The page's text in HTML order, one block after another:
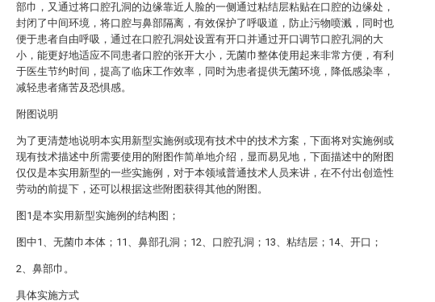
部巾，又通过将口腔孔洞的边缘靠近人脸的一侧通过粘结层粘贴在口腔的边缘处，
封闭了中间环境，将口腔与鼻部隔离，有效保护了呼吸道，防止污物喷溅，同时也
便于患者自由呼吸，通过在口腔孔洞处设置有开口并通过开口调节口腔孔洞的大
小，能更好地适应不同患者口腔的张开大小，无菌巾整体使用起来非常方便，有利
于医生节约时间，提高了临床工作效率，同时为患者提供无菌环境，降低感染率，
减轻患者痛苦及恐惧感。
附图说明
为了更清楚地说明本实用新型实施例或现有技术中的技术方案，下面将对实施例或
现有技术描述中所需要使用的附图作简单地介绍，显而易见地，下面描述中的附图
仅仅是本实用新型的一些实施例，对于本领域普通技术人员来讲，在不付出创造性
劳动的前提下，还可以根据这些附图获得其他的附图。
图1是本实用新型实施例的结构图；
图中1、无菌巾本体；11、鼻部孔洞；12、口腔孔洞；13、粘结层；14、开口；
2、鼻部巾。
具体实施方式